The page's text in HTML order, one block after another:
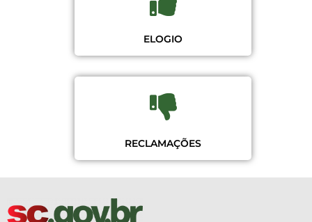
ELOGIO
RECLAMAÇÕES